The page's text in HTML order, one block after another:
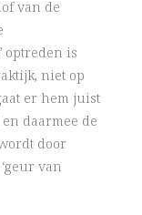
van de
optreden is
niet op
er hem juist
daarmee de
door
van